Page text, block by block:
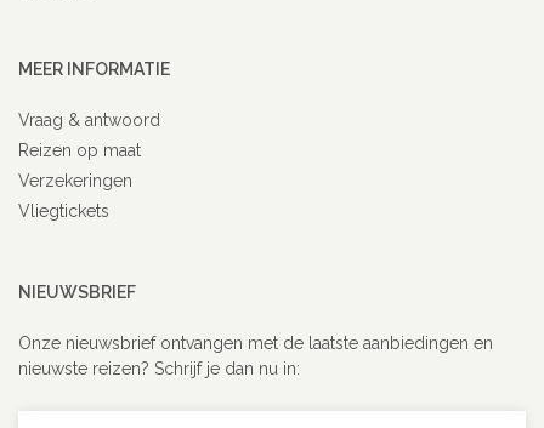
MEER INFORMATIE
Vraag & antwoord
Reizen op maat
Verzekeringen
Vliegtickets
NIEUWSBRIEF
Onze nieuwsbrief ontvangen met de laatste aanbiedingen en
nieuwste reizen? Schrijf je dan nu in: